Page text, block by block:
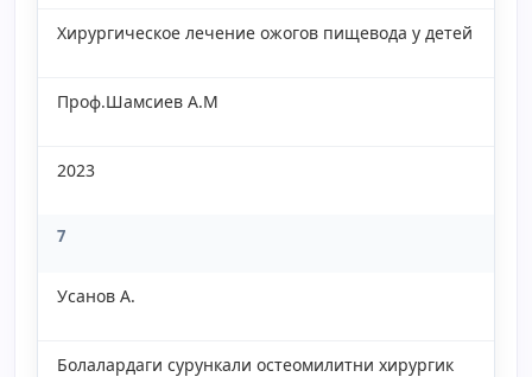
Хирургическое лечение ожогов пищевода у детей
Проф.Шамсиев А.М
2023
7
Усанов А.
Болалардаги сурункали остеомилитни хирургик